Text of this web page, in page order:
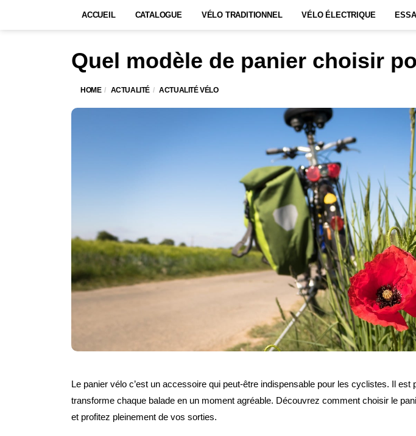
ACCUEIL CATALOGUE VÉLO TRADITIONNEL VÉLO ÉLECTRIQUE ESSAI
Quel modèle de panier choisir
HOME ACTUALITÉ ACTUALITÉ VÉLO
Le panier vélo c’est un accessoire qui peut-être indispensable pour les cyclistes. Il est
transforme chaque balade en un moment agréable. Découvrez comment choisir le
et profitez pleinement de vos sorties.